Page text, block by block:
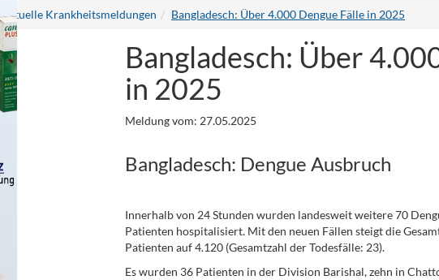
Aktuelle Krankheitsmeldungen Bangladesch: Über 4.000 Dengue Fälle in 2025
Bangladesch: Über
in 2025
Meldung vom: 27.05.2025
Bangladesch: Dengue Ausbruch
Innerhalb von 24 Stunden wurden landesweit weitere 70
Patienten hospitalisiert. Mit den neuen Fällen steigt die
Patienten auf 4.120 (Gesamtzahl der Todesfälle: 23).
Es wurden 36 Patienten in der Division Barishal, zehn in